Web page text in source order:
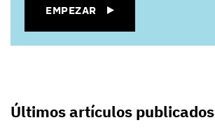
EMPEZAR
Últimos artículos publicados